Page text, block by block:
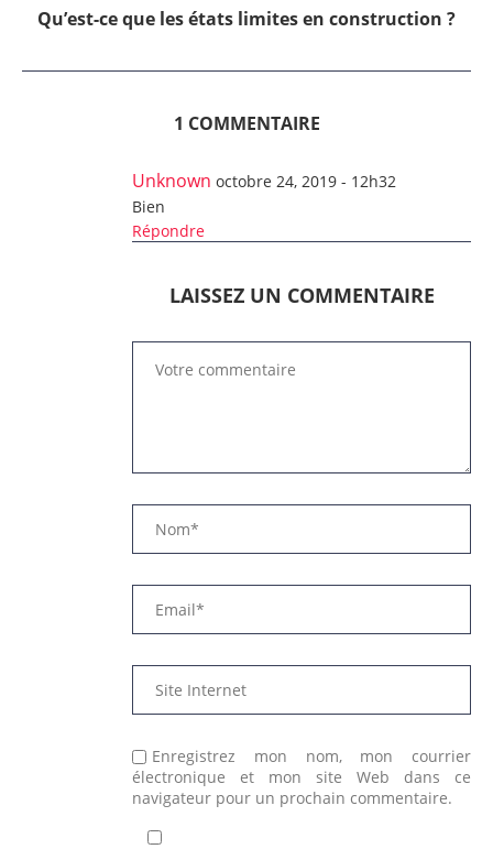
Qu’est-ce que les états limites en construction ?
1 COMMENTAIRE
Unknown octobre 24, 2019 - 12h32
Bien
Répondre
LAISSEZ UN COMMENTAIRE
Enregistrez mon nom, mon courrier
électronique et mon site Web dans ce
navigateur pour un prochain commentaire.